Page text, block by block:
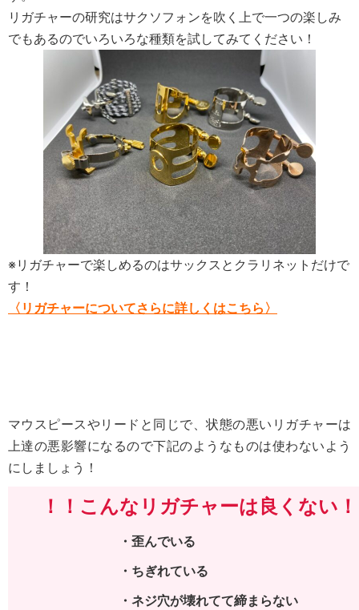
リガチャーの研究はサクソフォンを吹く上で一つの楽しみ
でもあるのでいろいろな種類を試してみてください！
※リガチャーで楽しめるのはサックスとクラリネットだけで
す！
〈リガチャーについてさらに詳しくはこちら〉
マウスピースやリードと同じで、状態の悪いリガチャーは
上達の悪影響になるので下記のようなものは使わないよう
にしましょう！
！！こんなリガチャーは良くない
・歪んでいる
・ちぎれている
・ネジ穴が壊れてて締まらない